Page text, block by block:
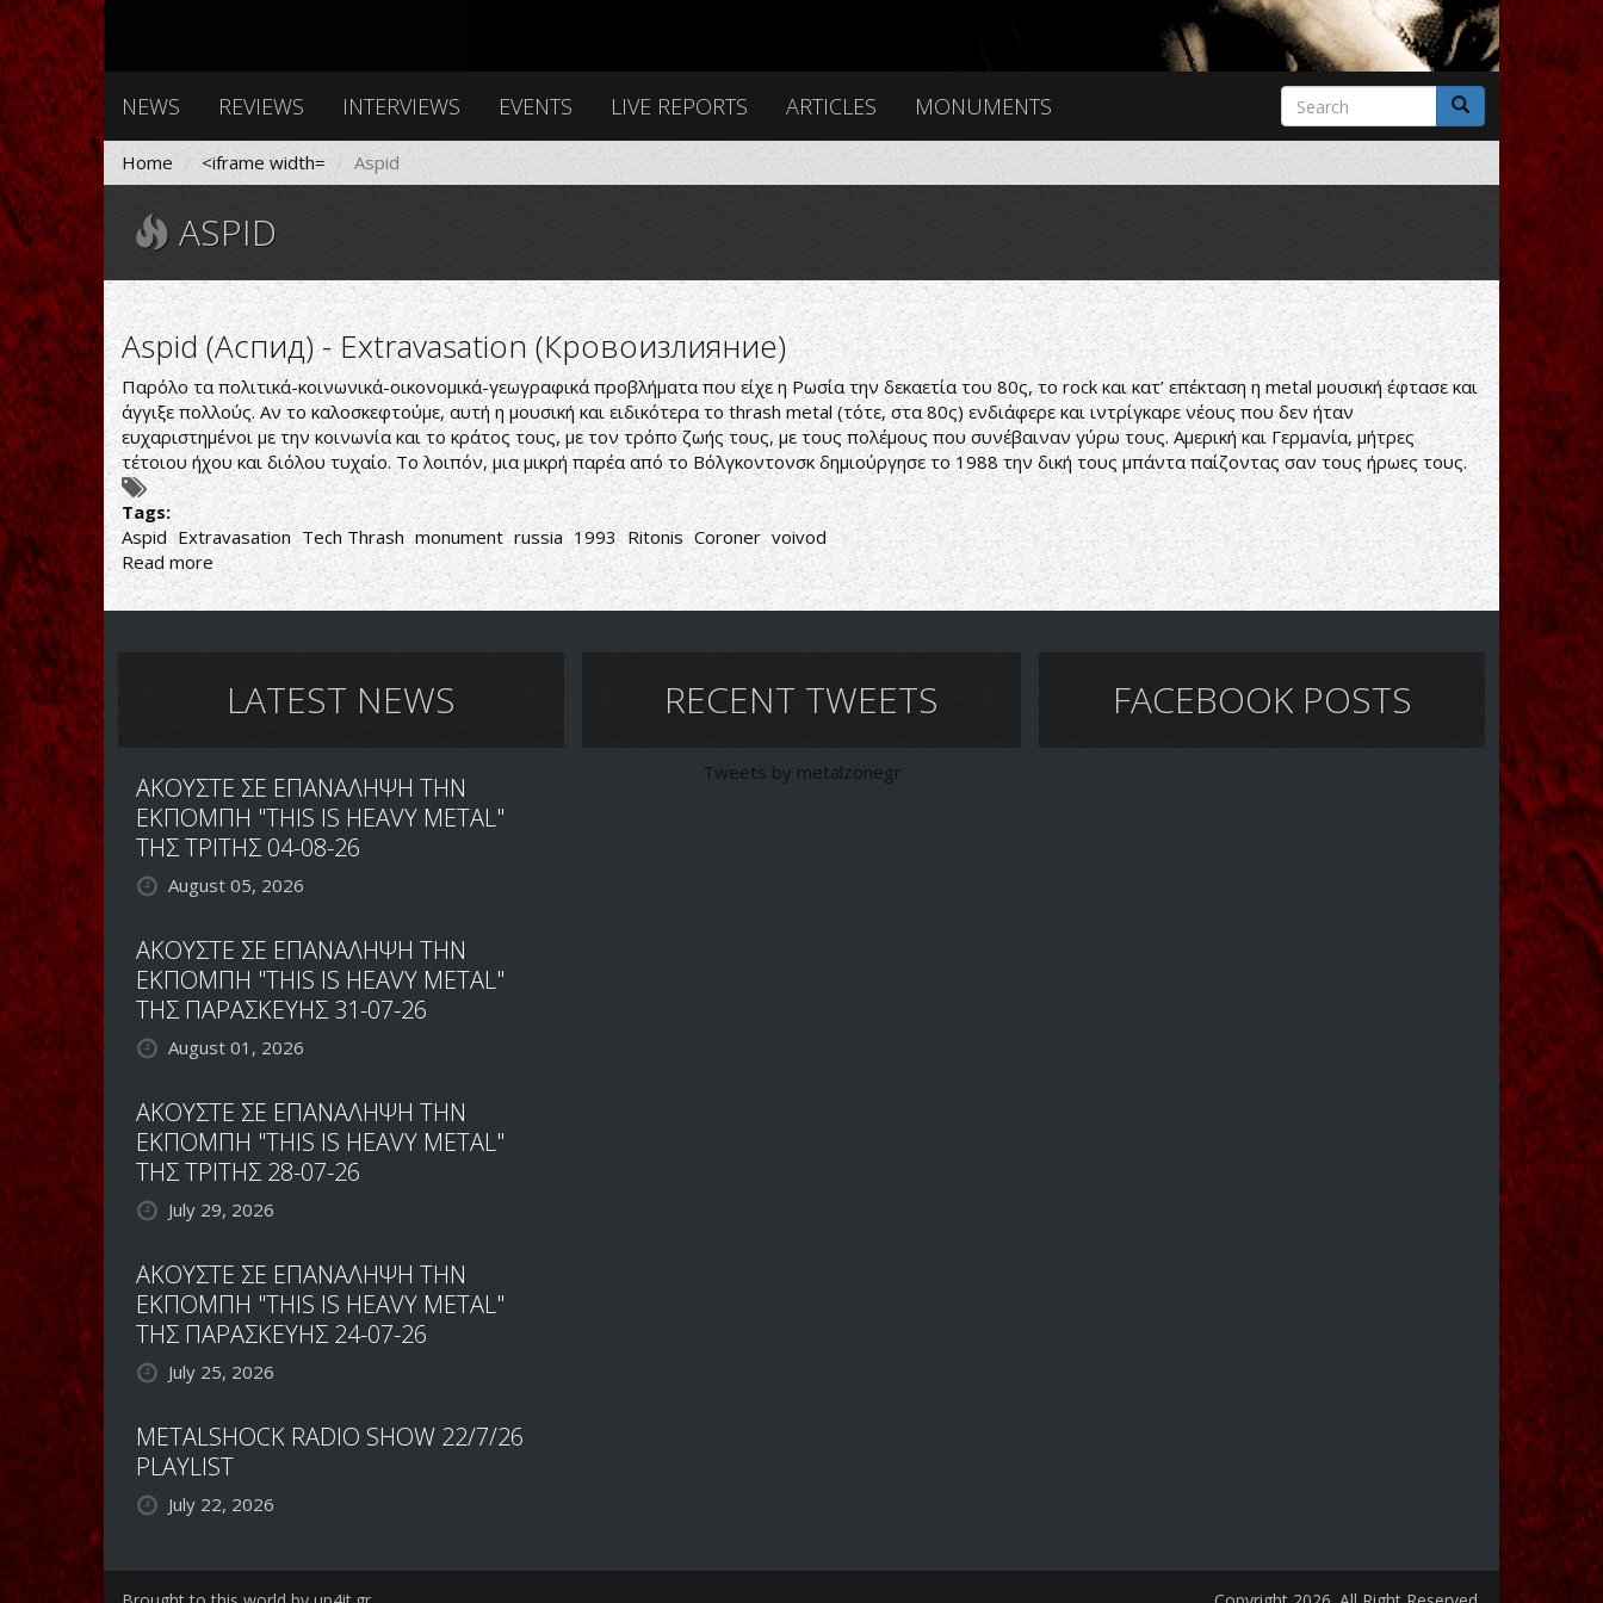
NEWS REVIEWS INTERVIEWS EVENTS LIVE REPORTS ARTICLES MONUMENTS
Search
form
Search
Home <iframe width= Aspid
ASPID
Aspid (Аспид) - Extravasation (Кровоизлияние)
Παρόλο τα πολιτικά-κοινωνικά-οικονομικά-γεωγραφικά προβλήματα που είχε η Ρωσία την δεκαετία του 80ς, το rock και κατ’ επέκταση η metal μουσική έφτασε και
άγγιξε πολλούς. Αν το καλοσκεφτούμε, αυτή η μουσική και ειδικότερα το thrash metal (τότε, στα 80ς) ενδιάφερε και ιντρίγκαρε νέους που δεν ήταν
ευχαριστημένοι με την κοινωνία και το κράτος τους, με τον τρόπο ζωής τους, με τους πολέμους που συνέβαιναν γύρω τους. Αμερική και Γερμανία, μήτρες
τέτοιου ήχου και διόλου τυχαίο. Το λοιπόν, μια μικρή παρέα από το Βόλγκοντονσκ δημιούργησε το 1988 την δική τους μπάντα παίζοντας σαν τους ήρωες τους.
Tags:
Aspid Extravasation Tech Thrash monument russia 1993 Ritonis Coroner voivod
Read more about
Aspid
(Аспид)
(Кровоизлияние)
LATEST NEWS
ΑΚΟΥΣΤΕ ΣΕ ΕΠΑΝΑΛΗΨΗ ΤΗΝ
ΕΚΠΟΜΠΗ "THIS IS HEAVY METAL"
ΤΗΣ ΤΡΙΤΗΣ 04-08-26
August 05, 2026
ΑΚΟΥΣΤΕ ΣΕ ΕΠΑΝΑΛΗΨΗ ΤΗΝ
ΕΚΠΟΜΠΗ "THIS IS HEAVY METAL"
ΤΗΣ ΠΑΡΑΣΚΕΥΗΣ 31-07-26
August 01, 2026
ΑΚΟΥΣΤΕ ΣΕ ΕΠΑΝΑΛΗΨΗ ΤΗΝ
ΕΚΠΟΜΠΗ "THIS IS HEAVY METAL"
ΤΗΣ ΤΡΙΤΗΣ 28-07-26
July 29, 2026
ΑΚΟΥΣΤΕ ΣΕ ΕΠΑΝΑΛΗΨΗ ΤΗΝ
ΕΚΠΟΜΠΗ "THIS IS HEAVY METAL"
ΤΗΣ ΠΑΡΑΣΚΕΥΗΣ 24-07-26
July 25, 2026
METALSHOCK RADIO SHOW 22/7/26
PLAYLIST
July 22, 2026
RECENT TWEETS
Tweets by metalzonegr
FACEBOOK POSTS